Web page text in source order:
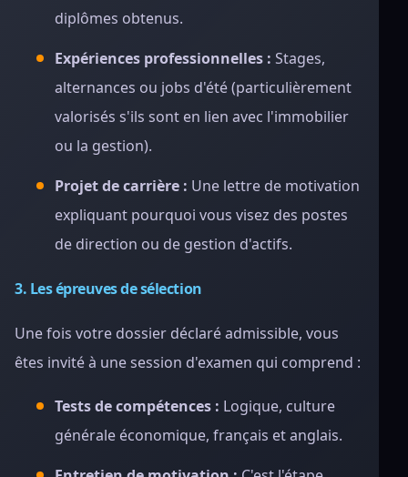
diplômes obtenus.
Expériences professionnelles : Stages,
alternances ou jobs d'été (particulièrement
valorisés s'ils sont en lien avec l'immobilier
ou la gestion).
Projet de carrière : Une lettre de motivation
expliquant pourquoi vous visez des postes
de direction ou de gestion d'actifs.
3. Les épreuves de sélection
Une fois votre dossier déclaré admissible, vous
êtes invité à une session d'examen qui comprend :
Tests de compétences : Logique, culture
générale économique, français et anglais.